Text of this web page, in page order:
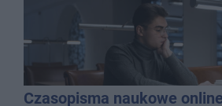
Czasopisma naukowe